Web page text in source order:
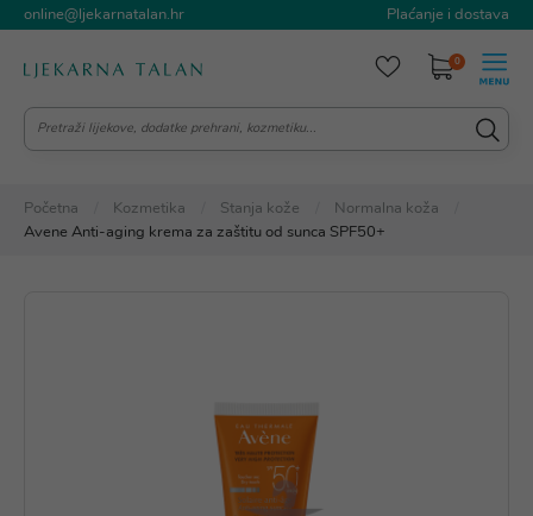
online@ljekarnatalan.hr Plaćanje i dostava
0
Početna Kozmetika Stanja kože
Normalna koža
Avene Anti-aging krema za zaštitu od sunca SPF50+